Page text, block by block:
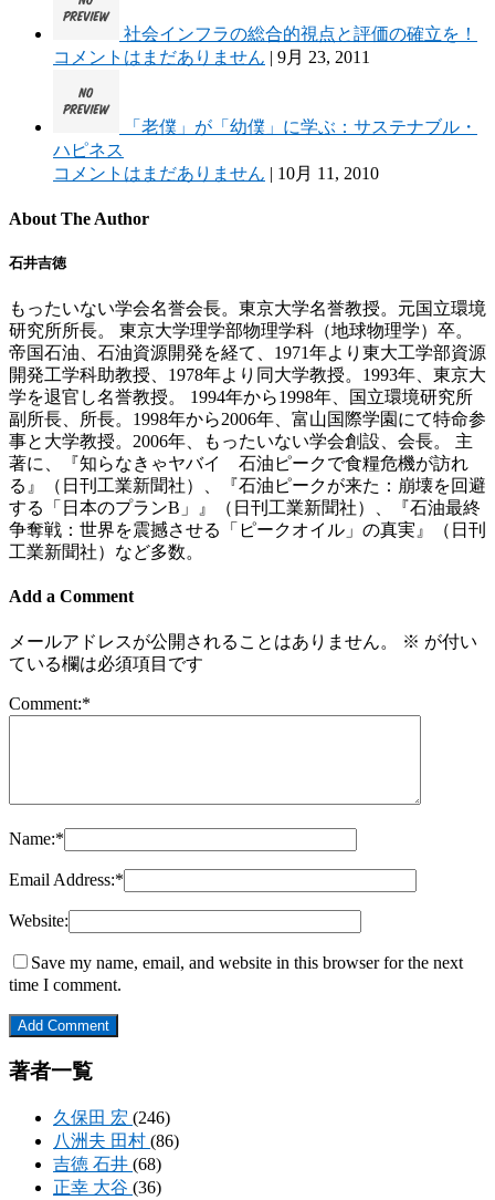
社会インフラの総合的視点と評価の確立を！
コメントはまだありません | 9月 23, 2011
「老僕」が「幼僕」に学ぶ：サステナブル・
ハピネス
コメントはまだありません | 10月 11, 2010
About The Author
石井吉徳
もったいない学会名誉会長。東京大学名誉教授。元国立環境
研究所所長。 東京大学理学部物理学科（地球物理学）卒。
帝国石油、石油資源開発を経て、1971年より東大工学部資源
開発工学科助教授、1978年より同大学教授。1993年、東京大
学を退官し名誉教授。 1994年から1998年、国立環境研究所
副所長、所長。1998年から2006年、富山国際学園にて特命参
事と大学教授。2006年、もったいない学会創設、会長。 主
著に、『知らなきゃヤバイ 石油ピークで食糧危機が訪れ
る』（日刊工業新聞社）、『石油ピークが来た：崩壊を回避
する「日本のプランB」』（日刊工業新聞社）、『石油最終
争奪戦：世界を震撼させる「ピークオイル」の真実』（日刊
工業新聞社）など多数。
Add a Comment
メールアドレスが公開されることはありません。 ※ が付い
ている欄は必須項目です
Comment:*
Name:*
Email Address:*
Website:
Save my name, email, and website in this browser for the next
time I comment.
著者一覧
久保田 宏 (246)
八洲夫 田村 (86)
吉徳 石井 (68)
正幸 大谷 (36)